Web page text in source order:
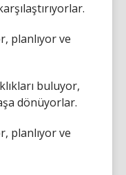
planlıyor ve
buluyor,
dönüyorlar.
planlıyor ve